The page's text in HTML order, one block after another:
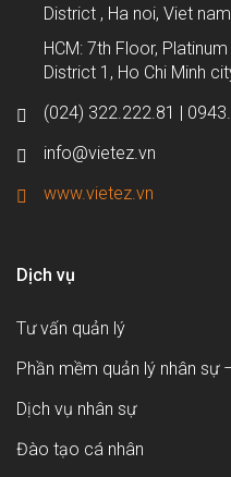
District , Ha noi, Viet
HCM: 7th Floor,
District 1, Ho Chi Minh
(024) 322.222.81 |
info@vietez.vn
www.vietez.vn
Dịch vụ
Tư vấn quản lý
Phần mềm quản lý nhân sự
Dịch vụ nhân sự
Đào tạo cá nhân